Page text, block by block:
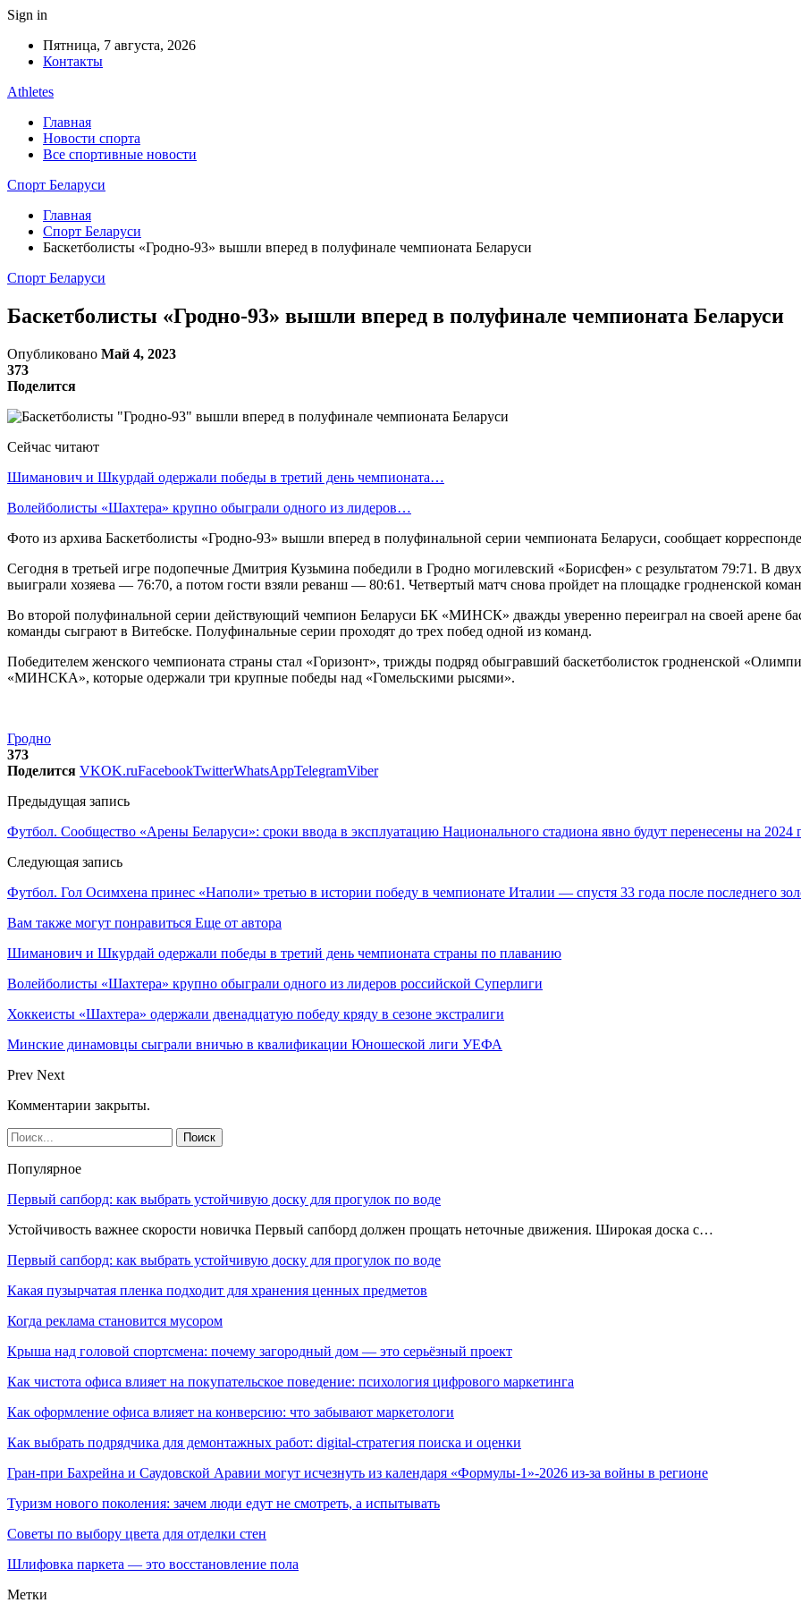
Sign in
Пятница, 7 августа, 2026
Контакты
Athletes
Главная
Новости спорта
Все спортивные новости
Спорт Беларуси
Главная
Спорт Беларуси
Баскетболисты «Гродно-93» вышли вперед в полуфинале чемпионата Беларуси
Спорт Беларуси
Баскетболисты «Гродно-93» вышли вперед в полуфинале чемпионата Беларуси
Опубликовано Май 4, 2023
373
Поделится
Сейчас читают
Шиманович и Шкурдай одержали победы в третий день чемпионата…
Волейболисты «Шахтера» крупно обыграли одного из лидеров…
Фото из архива Баскетболисты «Гродно-93» вышли вперед в полуфинальной серии чемпионата Беларуси, сообщает
Сегодня в третьей игре подопечные Дмитрия Кузьмина победили в Гродно могилевский «Борисфен» с результатом 79:71. В
выиграли хозяева — 76:70, а потом гости взяли реванш — 80:61. Четвертый матч снова пройдет на площадке гродненской
Во второй полуфинальной серии действующий чемпион Беларуси БК «МИНСК» дважды уверенно переиграл на своей арене
команды сыграют в Витебске. Полуфинальные серии проходят до трех побед одной из команд.
Победителем женского чемпионата страны стал «Горизонт», трижды подряд обыгравший баскетболисток гродненской
«МИНСКА», которые одержали три крупные победы над «Гомельскими рысями».
Гродно
373
Поделится VKOK.ruFacebookTwitterWhatsAppTelegramViber
Предыдущая запись
Футбол. Сообщество «Арены Беларуси»: сроки ввода в эксплуатацию Национального стадиона явно будут перенесены на 2024
Следующая запись
Футбол. Гол Осимхена принес «Наполи» третью в истории победу в чемпионате Италии — спустя 33 года после последнего
Вам также могут понравиться Еще от автора
Шиманович и Шкурдай одержали победы в третий день чемпионата страны по плаванию
Волейболисты «Шахтера» крупно обыграли одного из лидеров российской Суперлиги
Хоккеисты «Шахтера» одержали двенадцатую победу кряду в сезоне экстралиги
Минские динамовцы сыграли вничью в квалификации Юношеской лиги УЕФА
Prev Next
Комментарии закрыты.
Популярное
Первый сапборд: как выбрать устойчивую доску для прогулок по воде
Устойчивость важнее скорости новичка Первый сапборд должен прощать неточные движения. Широкая доска с…
Первый сапборд: как выбрать устойчивую доску для прогулок по воде
Какая пузырчатая пленка подходит для хранения ценных предметов
Когда реклама становится мусором
Крыша над головой спортсмена: почему загородный дом — это серьёзный проект
Как чистота офиса влияет на покупательское поведение: психология цифрового маркетинга
Как оформление офиса влияет на конверсию: что забывают маркетологи
Как выбрать подрядчика для демонтажных работ: digital-стратегия поиска и оценки
Гран-при Бахрейна и Саудовской Аравии могут исчезнуть из календаря «Формулы-1»-2026 из-за войны в регионе
Туризм нового поколения: зачем люди едут не смотреть, а испытывать
Советы по выбору цвета для отделки стен
Шлифовка паркета — это восстановление пола
Метки